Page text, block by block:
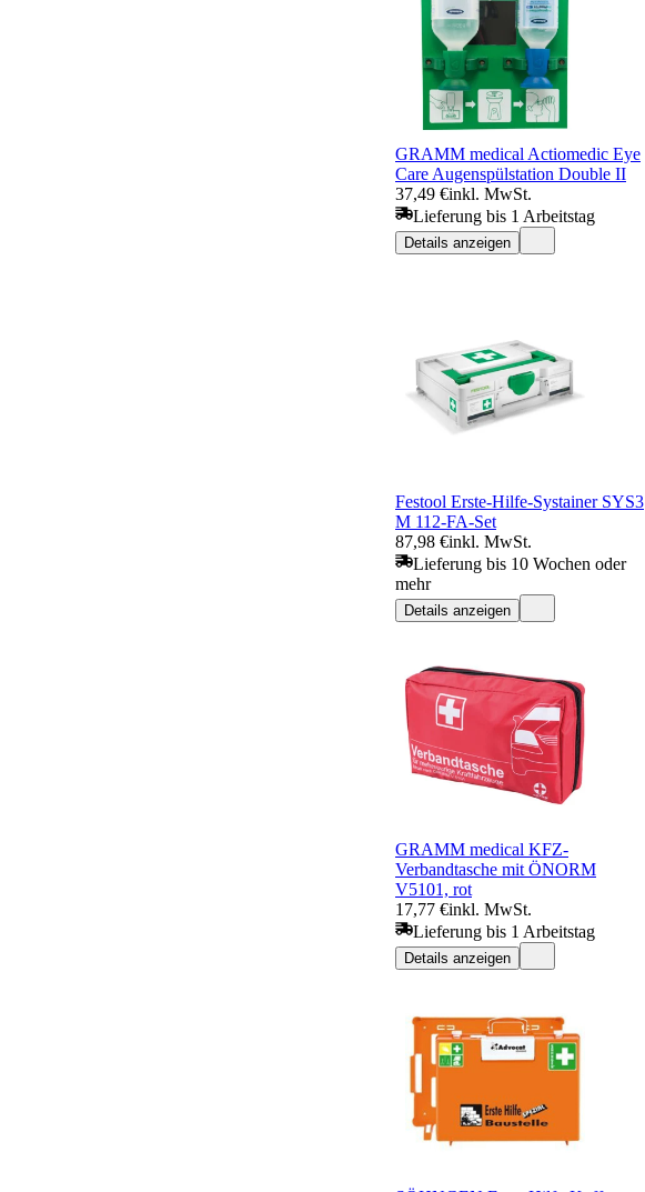
GRAMM medical Actiomedic Eye
Care Augenspülstation Double II
37,49 €inkl. MwSt.
Lieferung bis 1 Arbeitstag
Details anzeigen
Festool Erste-Hilfe-Systainer SYS3
M 112-FA-Set
87,98 €inkl. MwSt.
Lieferung bis 10 Wochen oder
mehr
Details anzeigen
GRAMM medical KFZ-
Verbandtasche mit ÖNORM
V5101, rot
17,77 €inkl. MwSt.
Lieferung bis 1 Arbeitstag
Details anzeigen